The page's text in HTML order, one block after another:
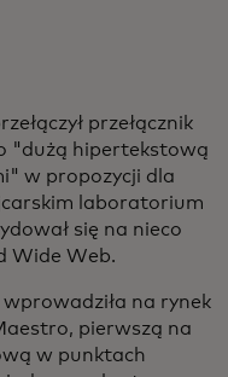
przełącznik
"dużą hipertekstową
w propozycji dla
laboratorium
się na nieco
Wide Web.
na rynek
pierwszą na
w punktach